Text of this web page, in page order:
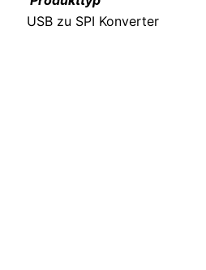
USB zu SPI Konverter